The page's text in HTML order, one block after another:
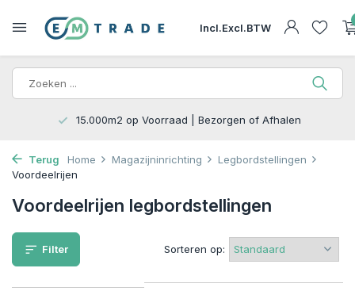
Incl.Excl.BTW
15.000m2 op Voorraad | Bezorgen of Afhalen
Terug Home Magazijninrichting
Legbordstellingen
Voordeelrijen
Voordeelrijen legbordstellingen
Filter Sorteren op: